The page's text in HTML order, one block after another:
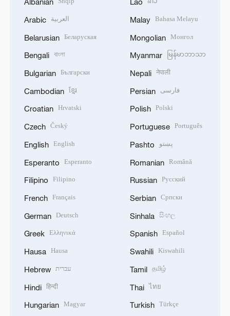
Arabic العربية
Belarusian Беларуская
Bengali বাংলা
Bulgarian Български
Cambodian ខ្មែរ
Croatian Hrvatski
Czech Český
English English
Esperanto Esperanto
Filipino Filipino
French Français
German Deutsch
Greek Ελληνικά
Hausa Hausa
Hebrew עברית
Hindi हिन्दी
Hungarian Magyar
Malay Bahasa Melayu
Mongolian Монгол
Myanmar မြန်မာဘာသာ
Nepali नेपाली
Persian فارسی
Polish Polski
Portuguese Português
Pashto پښتو
Romanian Română
Russian Русский
Serbian Српски
Sinhala සිංහල
Spanish Español
Swahili Kiswahili
Tamil தமிழ்
Thai ไทย
Turkish Türkçe